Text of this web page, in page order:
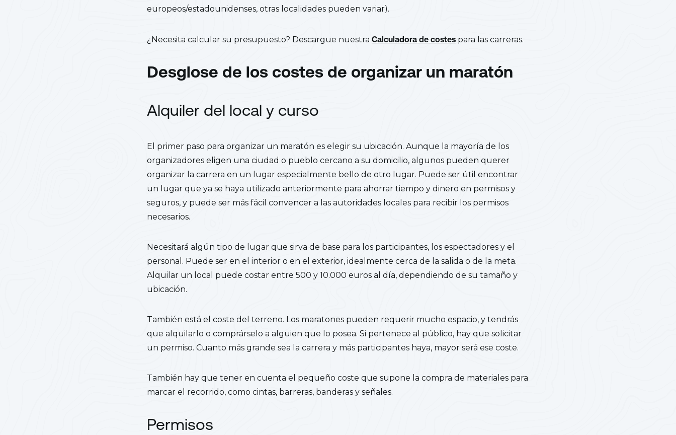
europeos/estadounidenses, otras localidades pueden variar).
¿Necesita calcular su presupuesto? Descargue nuestra Calculadora de costes para las carreras.
Desglose de los costes de organizar un maratón
Alquiler del local y curso
El primer paso para organizar un maratón es elegir su ubicación. Aunque la mayoría de los
organizadores eligen una ciudad o pueblo cercano a su domicilio, algunos pueden querer
organizar la carrera en un lugar especialmente bello de otro lugar. Puede ser útil encontrar
un lugar que ya se haya utilizado anteriormente para ahorrar tiempo y dinero en permisos y
seguros, y puede ser más fácil convencer a las autoridades locales para recibir los permisos
necesarios.
Necesitará algún tipo de lugar que sirva de base para los participantes, los espectadores y el
personal. Puede ser en el interior o en el exterior, idealmente cerca de la salida o de la meta.
Alquilar un local puede costar entre 500 y 10.000 euros al día, dependiendo de su tamaño y
ubicación.
También está el coste del terreno. Los maratones pueden requerir mucho espacio, y tendrás
que alquilarlo o comprárselo a alguien que lo posea. Si pertenece al público, hay que solicitar
un permiso. Cuanto más grande sea la carrera y más participantes haya, mayor será ese coste.
También hay que tener en cuenta el pequeño coste que supone la compra de materiales para
marcar el recorrido, como cintas, barreras, banderas y señales.
Permisos